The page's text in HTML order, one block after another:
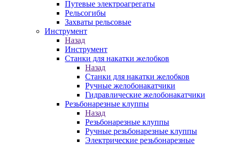
Путевые электроагрегаты
Рельсогибы
Захваты рельсовые
Инструмент
Назад
Инструмент
Станки для накатки желобков
Назад
Станки для накатки желобков
Ручные желобонакатчики
Гидравлические желобонакатчики
Резьбонарезные клуппы
Назад
Резьбонарезные клуппы
Ручные резьбонарезные клуппы
Электрические резьбонарезные